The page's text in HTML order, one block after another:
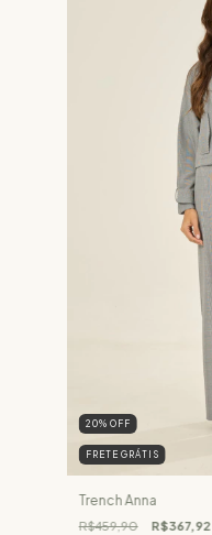
20% OFF
FRETE GRÁTIS
Trench Anna
R$459,90 R$367,92